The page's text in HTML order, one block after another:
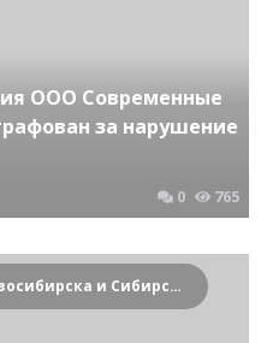
ООО Современные
за нарушение
0 765
Криминальные новости Новосибирска и Сибирского региона